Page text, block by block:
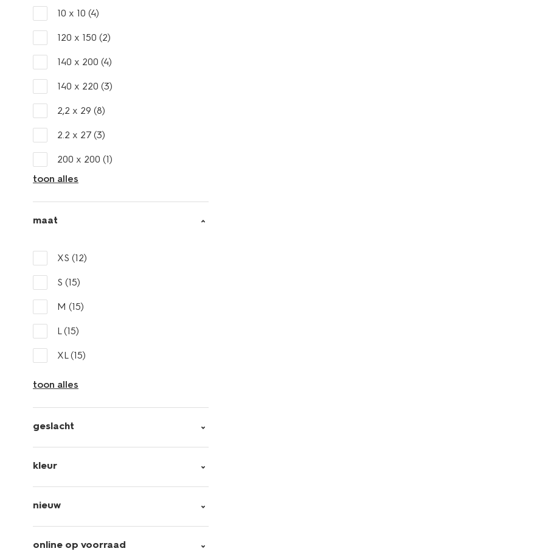
10 x 10 (4)
120 x 150 (2)
140 x 200 (4)
140 x 220 (3)
2,2 x 29 (8)
2.2 x 27 (3)
200 x 200 (1)
toon alles
maat
XS (12)
S (15)
M (15)
L(15)
XL(15)
toon alles
geslacht
kleur
nieuw
online op voorraad